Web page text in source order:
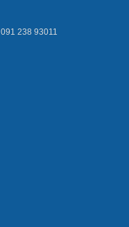
091 238 93011